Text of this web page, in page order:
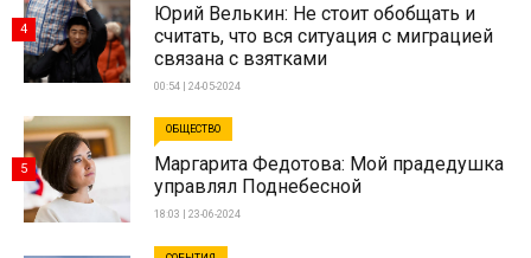
Юрий Велькин: Не стоит обобщать и
считать, что вся ситуация с миграцией
связана с взятками
00:54 | 24-05-2024
4
ОБЩЕСТВО
Маргарита Федотова: Мой прадедушка
управлял Поднебесной
18:03 | 23-06-2024
5